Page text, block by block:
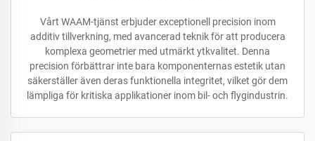
Vårt WAAM-tjänst erbjuder exceptionell precision inom
additiv tillverkning, med avancerad teknik för att producera
komplexa geometrier med utmärkt ytkvalitet. Denna
precision förbättrar inte bara komponenternas estetik utan
säkerställer även deras funktionella integritet, vilket gör dem
lämpliga för kritiska applikationer inom bil- och flygindustrin.